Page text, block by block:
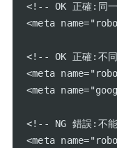
<!-- OK 正確:同
<meta
<!-- OK 正確:不
<meta
<meta
<!-- NG 錯誤:不
<meta